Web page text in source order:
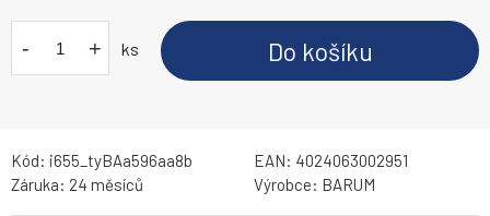
- + ks Do košíku
Kód: i655_tyBAa596aa8b EAN: 4024063002951
Záruka: 24 měsíců Výrobce: BARUM